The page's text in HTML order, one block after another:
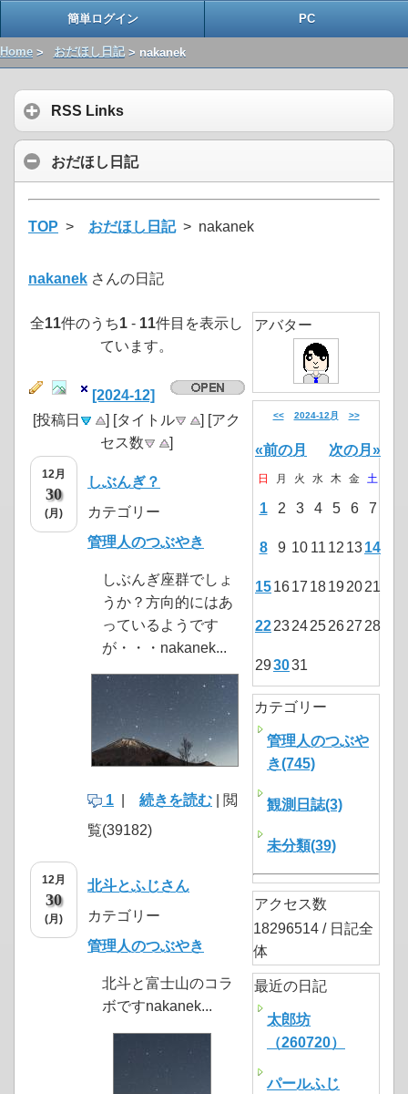
簡単ログイン PC
Home > おだほし日記> nakanek
RSS Links
おだほし日記
TOP > おだほし日記> nakanek
nakanek さんの日記
全11件のうち1 - 11件目を表示し
ています。
[2024-12]
[投稿日
] [タイトル
] [アク
セス数
]
12月
30
(月)
しぶんぎ？
カテゴリー
管理人のつぶやき
しぶんぎ座群でしょ
うか？方向的にはあ
っているようです
が・・・nakanek...
1 続きを読む | 閲
覧(39182)
12月
30
(月)
北斗とふじさん
カテゴリー
管理人のつぶやき
北斗と富士山のコラ
ボですnakanek...
アバター
<< 2024-12月 >>
«前の月 次の月»
日 月 火 水 木 金 土
1 2 3 4 5 6 7
8 9 10 11 12 1314
151617 18192021
222324252627 28
293031
カテゴリー
管理人のつぶや
き(745)
観測日誌(3)
未分類(39)
アクセス数
18296514 / 日記全
体
最近の日記
太郎坊
（260720）
パールふじ